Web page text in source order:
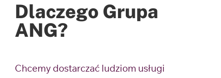
Dlaczego Grupa
ANG?
Chcemy dostarczać ludziom usługi